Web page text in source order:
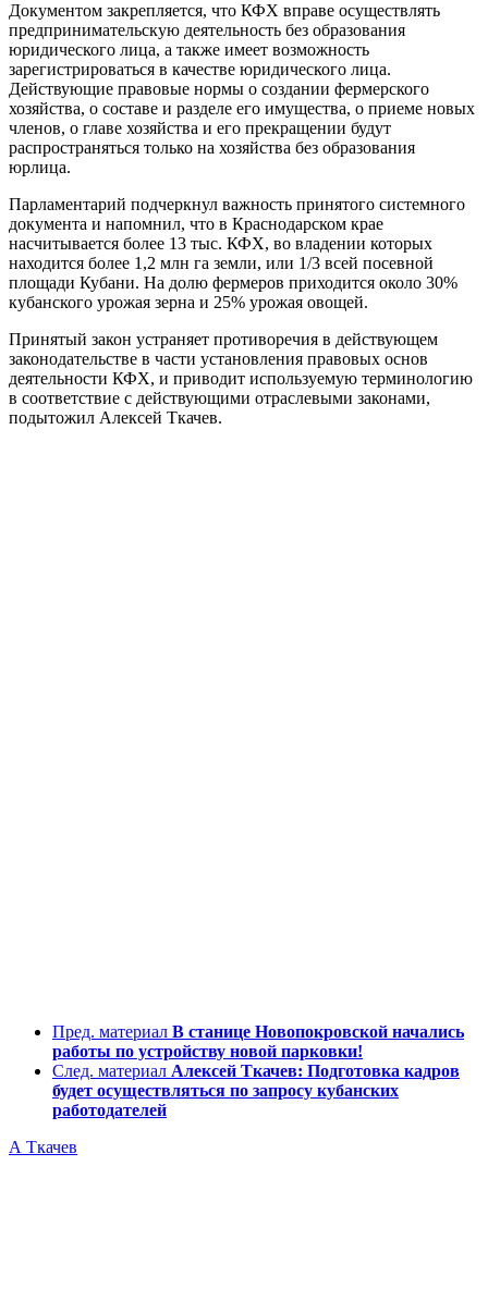
Документом закрепляется, что КФХ вправе осуществлять
предпринимательскую деятельность без образования
юридического лица, а также имеет возможность
зарегистрироваться в качестве юридического лица.
Действующие правовые нормы о создании фермерского
хозяйства, о составе и разделе его имущества, о приеме новых
членов, о главе хозяйства и его прекращении будут
распространяться только на хозяйства без образования
юрлица.
Парламентарий подчеркнул важность принятого системного
документа и напомнил, что в Краснодарском крае
насчитывается более 13 тыс. КФХ, во владении которых
находится более 1,2 млн га земли, или 1/3 всей посевной
площади Кубани. На долю фермеров приходится около 30%
кубанского урожая зерна и 25% урожая овощей.
Принятый закон устраняет противоречия в действующем
законодательстве в части установления правовых основ
деятельности КФХ, и приводит используемую терминологию
в соответствие с действующими отраслевыми законами,
подытожил Алексей Ткачев.
Пред. материал В станице Новопокровской начались
работы по устройству новой парковки!
След. материал Алексей Ткачев: Подготовка кадров
будет осуществляться по запросу кубанских
работодателей
А Ткачев